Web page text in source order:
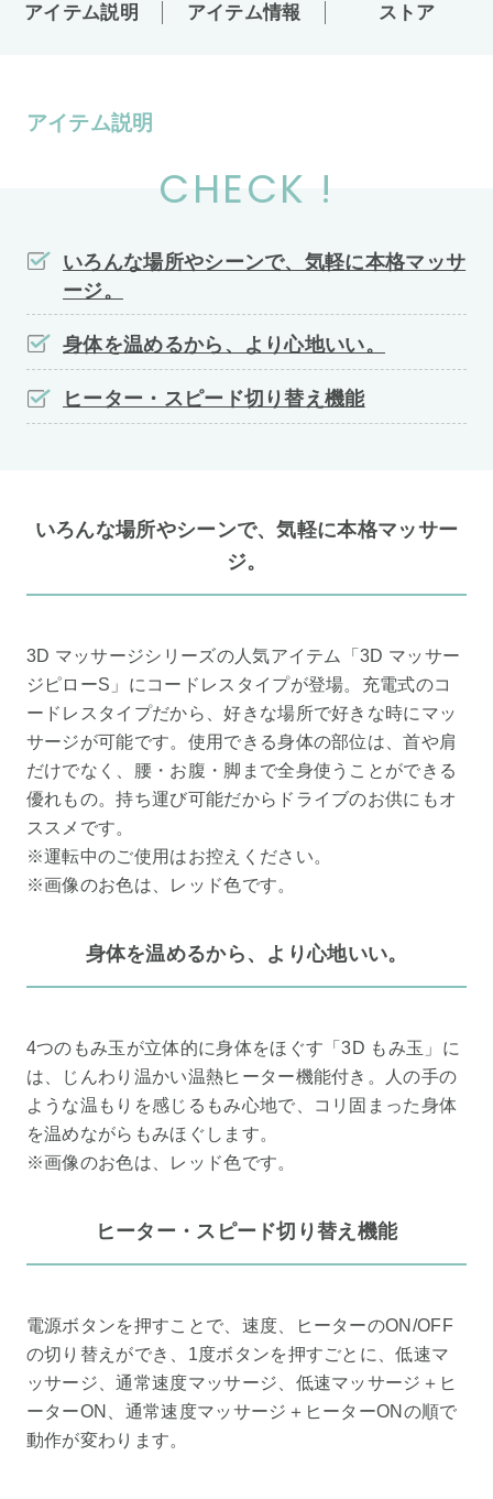
アイテム説明 アイテム情報 ストア
アイテム説明
CHECK !
いろんな場所やシーンで、気軽に本格マッサ
ージ。
身体を温めるから、より心地いい。
ヒーター・スピード切り替え機能
いろんな場所やシーンで、気軽に本格マッサー
ジ。
3D マッサージシリーズの人気アイテム「3D マッサー
ジピローS」にコードレスタイプが登場。充電式のコ
ードレスタイプだから、好きな場所で好きな時にマッ
サージが可能です。使用できる身体の部位は、首や肩
だけでなく、腰・お腹・脚まで全身使うことができる
優れもの。持ち運び可能だからドライブのお供にもオ
ススメです。
※運転中のご使用はお控えください。
※画像のお色は、レッド色です。
身体を温めるから、より心地いい。
4つのもみ玉が立体的に身体をほぐす「3D もみ玉」に
は、じんわり温かい温熱ヒーター機能付き。人の手の
ような温もりを感じるもみ心地で、コリ固まった身体
を温めながらもみほぐします。
※画像のお色は、レッド色です。
ヒーター・スピード切り替え機能
電源ボタンを押すことで、速度、ヒーターのON/OFF
の切り替えができ、1度ボタンを押すごとに、低速マ
ッサージ、通常速度マッサージ、低速マッサージ＋ヒ
ーターON、通常速度マッサージ＋ヒーターONの順で
動作が変わります。